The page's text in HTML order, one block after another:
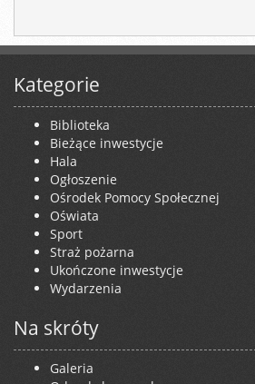
Kategorie
Biblioteka
Bieżące inwestycje
Hala
Ogłoszenie
Ośrodek Pomocy Społecznej
Oświata
Sport
Straż pożarna
Ukończone inwestycje
Wydarzenia
Na skróty
Galeria